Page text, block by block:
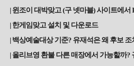
윈조이 대박맞고 (구 넷마블) 사이트에서
한게임맞고 설치 및 다운로드
백상예술대상 기준? 유재석은 왜 후보
올리브영 환불 다른 매장에서 가능할까?